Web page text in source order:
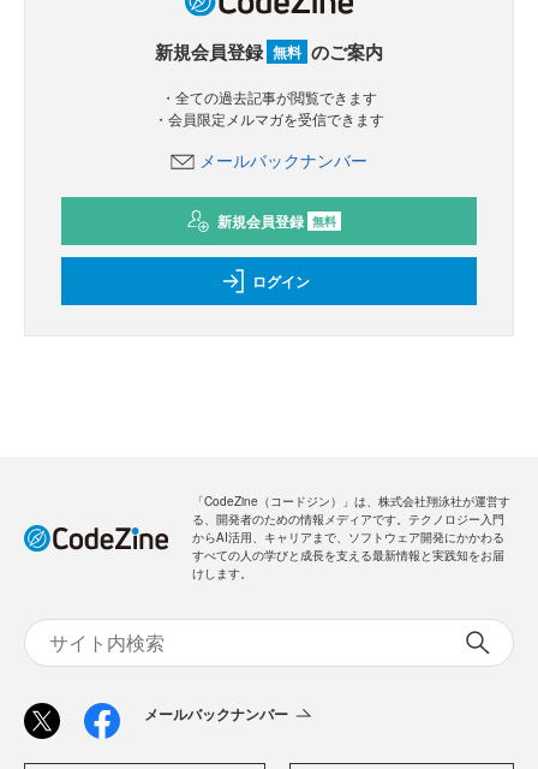
新規会員登録 無料 のご案内
・全ての過去記事が閲覧できます
・会員限定メルマガを受信できます
メールバックナンバー
新規会員登録 無料
ログイン
「CodeZine（コードジン）」は、株式会社翔泳社が運営す
る、開発者のための情報メディアです。テクノロジー入門
からAI活用、キャリアまで、ソフトウェア開発にかかわる
すべての人の学びと成長を支える最新情報と実践知をお届
けします。
メールバックナンバー